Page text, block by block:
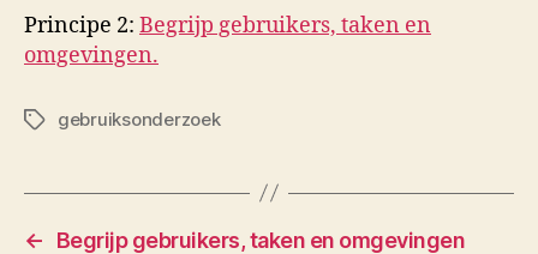
Principe 2: Begrijp gebruikers, taken en
omgevingen.
Tagsgebruiksonderzoek
←
Begrijp gebruikers, taken en omgevingen